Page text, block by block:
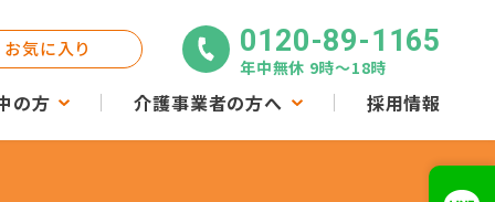
の方 介護事業者の方へ 採用情報
お気に入り 0120-89-1165
年中無休 9時〜18時